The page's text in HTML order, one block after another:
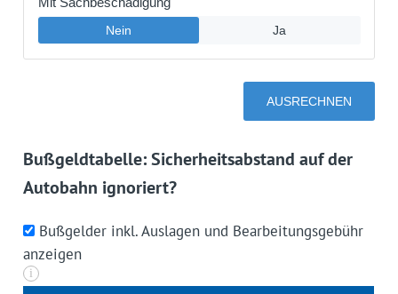
Bußgeldtabelle: Sicherheitsabstand auf der
Autobahn ignoriert?
Bußgelder inkl. Auslagen und Bearbeitungsgebühr
anzeigen
i